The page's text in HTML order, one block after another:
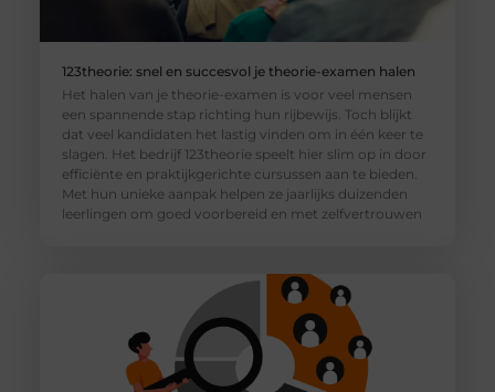
123theorie: snel en succesvol je theorie-examen halen
Het halen van je theorie-examen is voor veel mensen
een spannende stap richting hun rijbewijs. Toch blijkt
dat veel kandidaten het lastig vinden om in één keer te
slagen. Het bedrijf 123theorie speelt hier slim op in door
efficiënte en praktijkgerichte cursussen aan te bieden.
Met hun unieke aanpak helpen ze jaarlijks duizenden
leerlingen om goed voorbereid en met zelfvertrouwen